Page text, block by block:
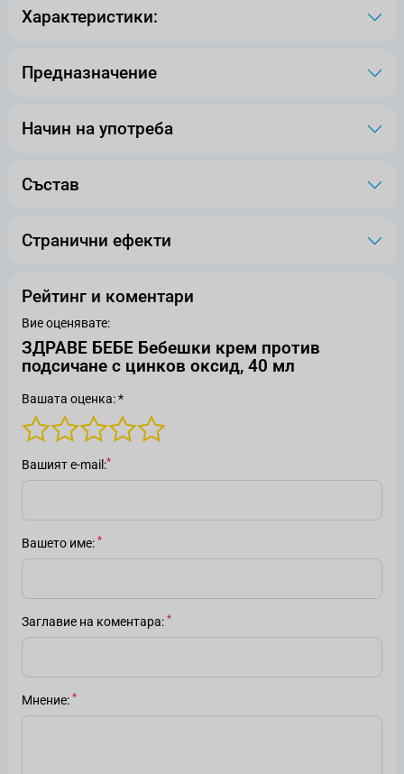
Характеристики:
Предназначение
Начин на употреба
Състав
Странични ефекти
Рейтинг и коментари
Вие оценявате:
ЗДРАВЕ БЕБЕ Бебешки крем против
подсичане с цинков оксид, 40 мл
Вашата оценка: *
Вашият е-mail
Вашето име
Заглавие на коментара
Мнение